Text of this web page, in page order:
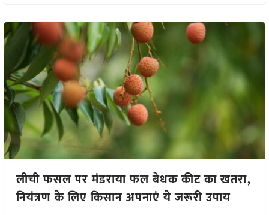
लीची फसल पर मंडराया फल बेधक कीट का खतरा,
नियंत्रण के लिए किसान अपनाएं ये जरूरी उपाय